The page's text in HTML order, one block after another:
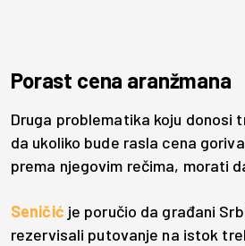
Porast cena aranžmana
Druga problematika koju donosi
da ukoliko bude rasla cena
prema njegovim rečima, morati
Seničić je poručio da građani
rezervisali putovanje na istok